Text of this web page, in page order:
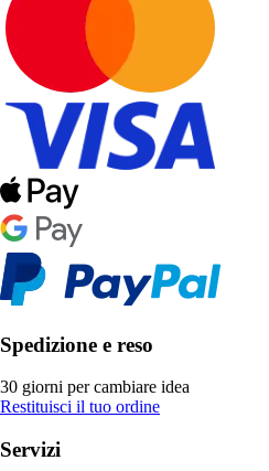
Spedizione e reso
30 giorni per cambiare idea
Restituisci il tuo ordine
Servizi